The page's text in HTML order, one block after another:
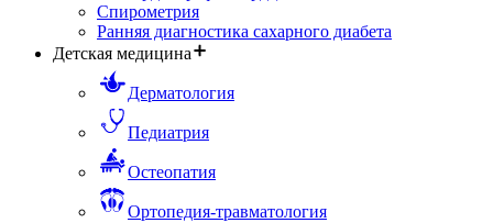
Спирометрия
Ранняя диагностика сахарного диабета
Детская медицина
Дерматология
Педиатрия
Остеопатия
Ортопедия-травматология